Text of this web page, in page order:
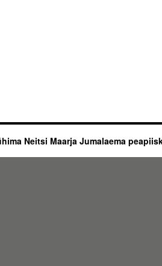
Neitsi Maarja Jumalaema